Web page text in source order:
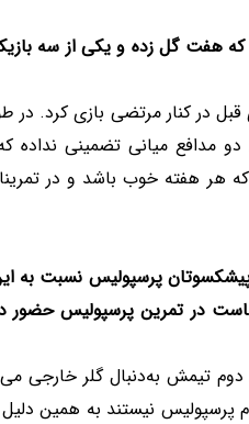
هفت گل زده و یکی از سه
قبل در کنار مرتضی بازی
مدافع میانی تضمینی نداده
هر هفته خوب باشد و در
پرسپولیس نسبت به
در تمرین پرسپولیس حضور
تیمش به‌دنبال گلر خارجی
پرسپولیس نیستند به همین